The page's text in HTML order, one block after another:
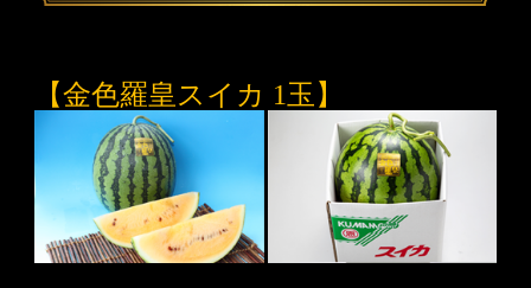
【金色羅皇スイカ 1玉】